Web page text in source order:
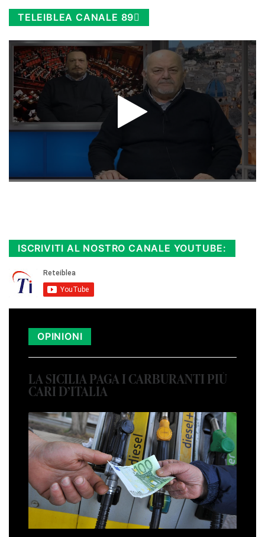
TELEIBLEA CANALE 89
ISCRIVITI AL NOSTRO CANALE YOUTUBE:
OPINIONI
LA SICILIA PAGA I CARBURANTI PIÙ
CARI D’ITALIA